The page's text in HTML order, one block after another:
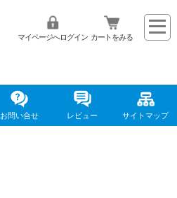
マイページへログイン カートをみる
お問い合せ レビュー サイトマップ